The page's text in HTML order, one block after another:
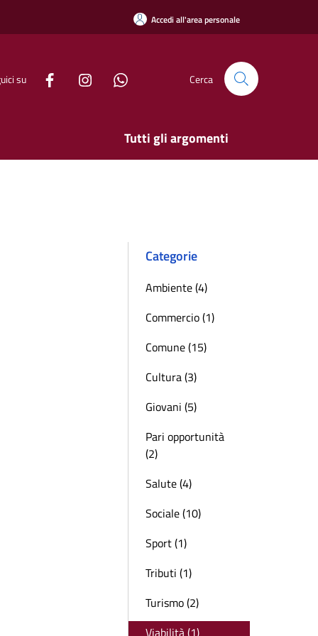
Accedi all'area personale
su Cerca
Tutti gli argomenti
Categorie
Ambiente (4)
Commercio (1)
Comune (15)
Cultura (3)
Giovani (5)
Pari opportunità
(2)
Salute (4)
Sociale (10)
Sport (1)
Tributi (1)
Turismo (2)
Viabilità (1)